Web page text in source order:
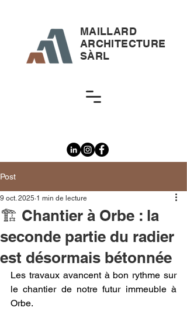
MAILLARD
ARCHITECTURE
SÀRL
Post
🏗️ Chantier à Orbe : la
seconde partie du radier
est désormais bétonnée
9 oct. 2025 1 min de lecture
Les travaux avancent à bon rythme sur
le chantier de notre futur immeuble à
Orbe.